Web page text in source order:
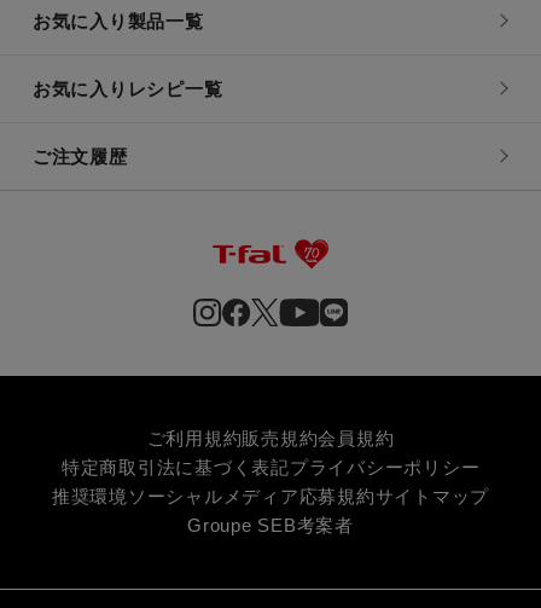
お気に入り製品一覧
お気に入りレシピ一覧
ご注文履歴
ご利用規約販売規約会員規約
特定商取引法に基づく表記プライバシーポリシー
推奨環境 ソーシャルメディア応募規約サイトマップ
Groupe SEB考案者